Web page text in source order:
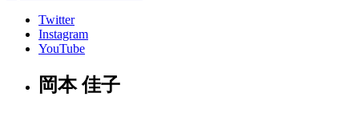
Twitter
Instagram
YouTube
岡本 佳子